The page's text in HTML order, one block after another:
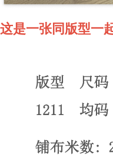
这是一张同版型一